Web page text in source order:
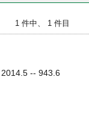
1 件中、 1 件目
-- 943.6